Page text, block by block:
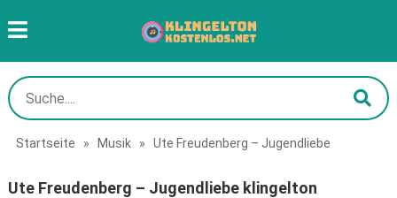
Startseite » Musik » Ute Freudenberg – Jugendliebe
Ute Freudenberg – Jugendliebe klingelton